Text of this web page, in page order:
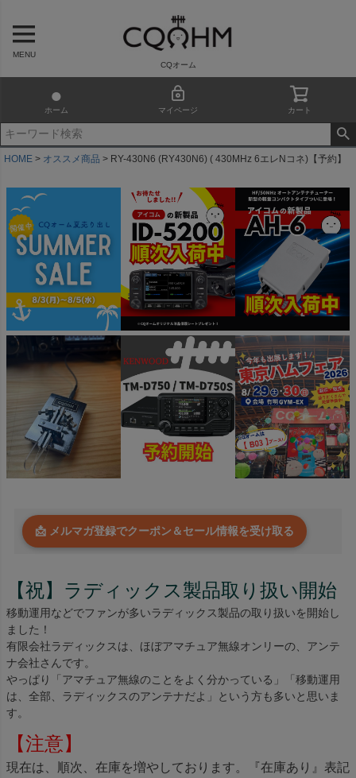
MENU
CQオーム
ホーム マイページ カート
HOME オススメ商品 RY-430N6 (RY430N6) ( 430MHz 6エレNコネ)【予約】
📩 メルマガ登録でクーポン＆セール情報を受け取る
【祝】ラディックス製品取り扱い開始
移動運用などでファンが多いラディックス製品の取り扱いを開始し
ました！
有限会社ラディックスは、ほぼアマチュア無線オンリーの、アンテ
ナ会社さんです。
やっぱり「アマチュア無線のことをよく分かっている」「移動運用
は、全部、ラディックスのアンテナだよ」という方も多いと思いま
す。
【注意】
現在は、順次、在庫を増やしております。『在庫あり』表記